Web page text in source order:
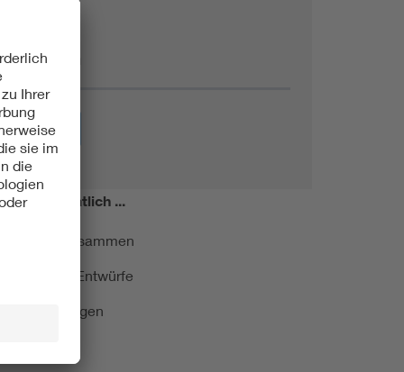
Themen
Energie
Monatlich ...
kurz zusammen
und Entwürfe